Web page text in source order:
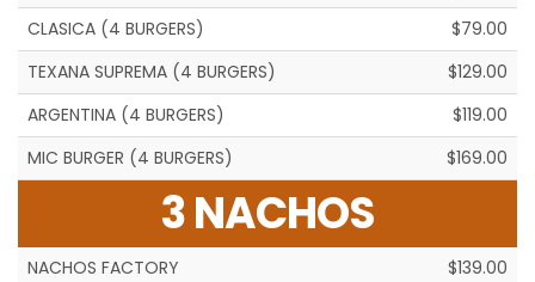
CLASICA (4 BURGERS)
$79.00
TEXANA SUPREMA (4 BURGERS)
$129.00
ARGENTINA (4 BURGERS)
$119.00
MIC BURGER (4 BURGERS)
$169.00
3 NACHOS
NACHOS FACTORY
$139.00